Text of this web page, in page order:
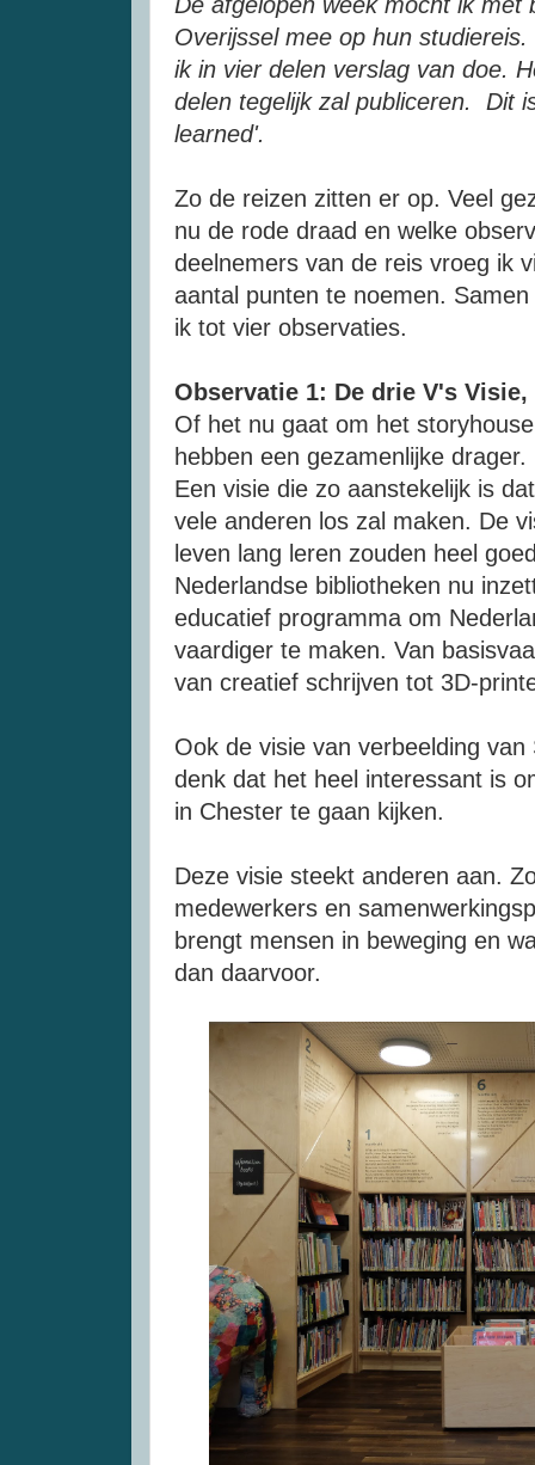
Overijssel mee op hun
ik in vier delen verslag van doe.
delen tegelijk zal publiceren. Dit
learned'.
Zo de reizen zitten er op. Veel
nu de rode draad en welke
deelnemers van de reis vroeg ik
aantal punten te noemen.
ik tot vier observaties.
Observatie 1: De drie V's
Of het nu gaat om het
hebben een gezamenlijke
Een visie die zo aanstekelijk is
vele anderen los zal maken. De
leven lang leren zouden heel
Nederlandse bibliotheken nu
educatief programma om
vaardiger te maken. Van
van creatief schrijven tot 3D-
Ook de visie van verbeelding
denk dat het heel interessant is
in Chester te gaan kijken.
Deze visie steekt anderen aan.
medewerkers en
brengt mensen in beweging en
dan daarvoor.